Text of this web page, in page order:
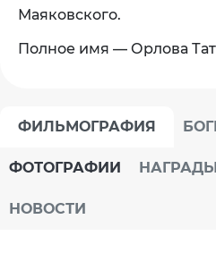
Маяковского.
Полное имя — Орлова
ФИЛЬМОГРАФИЯ
ФОТОГРАФИИ
НОВОСТИ